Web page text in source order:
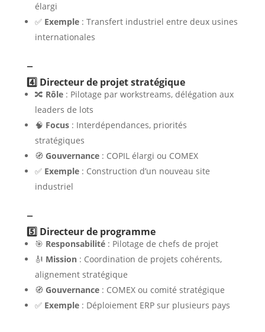
élargi
✅ Exemple: Transfert industriel entre deux usines
internationales
–
4️⃣ Directeur de projet stratégique
🔀 Rôle: Pilotage par workstreams, délégation aux
leaders de lots
🧠 Focus: Interdépendances, priorités
stratégiques
🧭 Gouvernance: COPIL élargi ou COMEX
✅ Exemple: Construction d’un nouveau site
industriel
–
5️⃣ Directeur de programme
🎯 Responsabilité: Pilotage de chefs de projet
🎻 Mission: Coordination de projets cohérents,
alignement stratégique
🧭 Gouvernance: COMEX ou comité stratégique
✅ Exemple: Déploiement ERP sur plusieurs pays